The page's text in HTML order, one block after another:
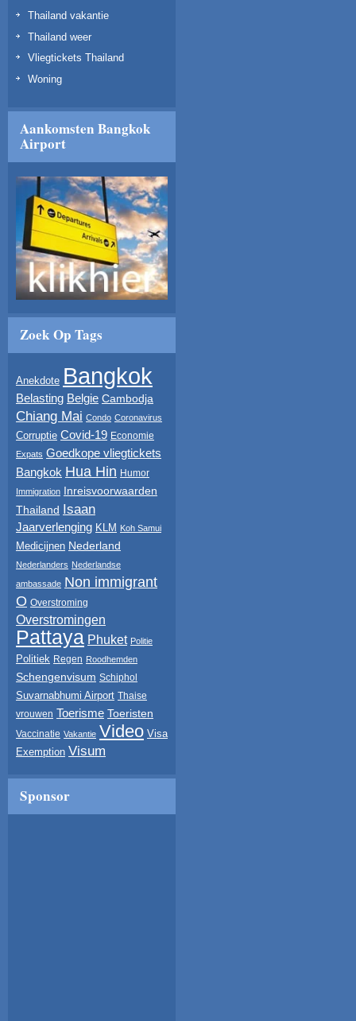
Thailand vakantie
Thailand weer
Vliegtickets Thailand
Woning
Aankomsten Bangkok
Airport
Zoek Op Tags
Anekdote Bangkok
Belasting Belgie Cambodja
Chiang Mai Condo Coronavirus
Corruptie Covid-19 Economie
Expats Goedkope vliegtickets
Bangkok Hua Hin Humor
Immigration Inreisvoorwaarden
Thailand Isaan
Jaarverlenging KLM Koh Samui
Medicijnen Nederland
Nederlanders Nederlandse
ambassade Non immigrant
O Overstroming
Overstromingen
Pattaya Phuket Politie
Politiek Regen Roodhemden
Schengenvisum Schiphol
Suvarnabhumi Airport Thaise
vrouwen Toerisme Toeristen
Vaccinatie Vakantie Video Visa
Exemption Visum
Sponsor